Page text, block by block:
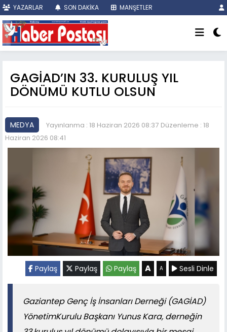
YAZARLAR SON DAKİKA MANŞETLER
GAGİAD’IN 33. KURULUŞ YIL
DÖNÜMÜ KUTLU OLSUN
MEDYA Yayınlanma : 18 Haziran 2026 08:37 Düzenleme : 18
Haziran 2026 08:41
Paylaş Paylaş Paylaş A A Sesli Dinle
Gaziantep Genç İş İnsanları Derneği (GAGİAD)
YönetimKurulu Başkanı Yunus Kara, derneğin